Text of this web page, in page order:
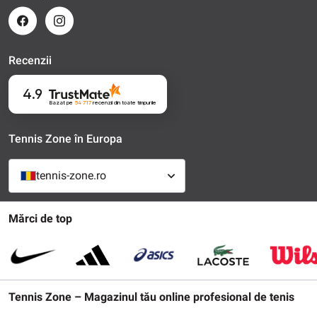
Mărci de top
Tennis Zone – Magazinul tău online profesional de tenis
Recenzii
4.9
Bazat pe 54 717recenziidin toate timpurile
Tennis Zone în Europa
tennis-zone.ro